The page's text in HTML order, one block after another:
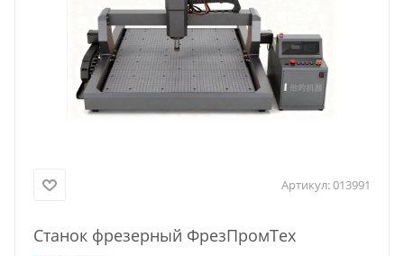
Артикул:013991
Станок фрезерный ФрезПромТех